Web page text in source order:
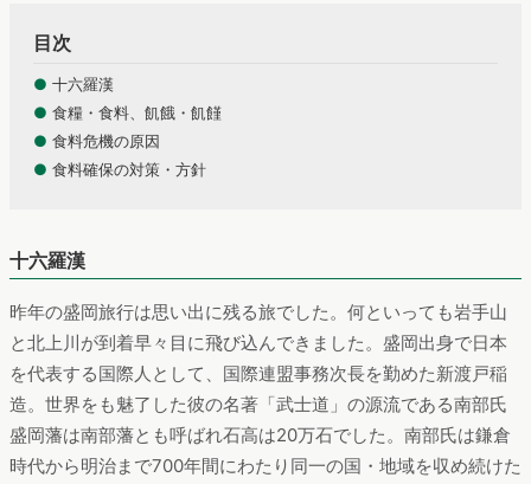
目次
● 十六羅漢
● 食糧・食料、飢餓・飢饉
● 食料危機の原因
● 食料確保の対策・方針
十六羅漢
昨年の盛岡旅行は思い出に残る旅でした。何といっても岩手山
と北上川が到着早々目に飛び込んできました。盛岡出身で日本
を代表する国際人として、国際連盟事務次長を勤めた新渡戸稲
造。世界をも魅了した彼の名著「武士道」の源流である南部氏
盛岡藩は南部藩とも呼ばれ石高は20万石でした。南部氏は鎌倉
時代から明治まで700年間にわたり同一の国・地域を収め続けた